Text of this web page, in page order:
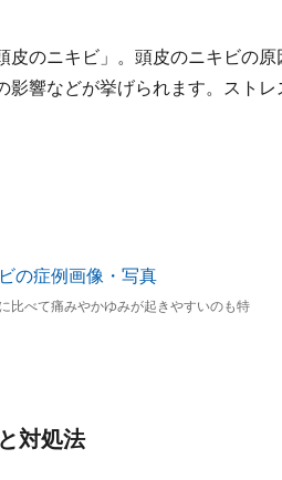
のニキビ」。頭皮のニキビの原
響などが挙げられます。スト
比べて痛みやかゆみが起きやすいのも特
対処法